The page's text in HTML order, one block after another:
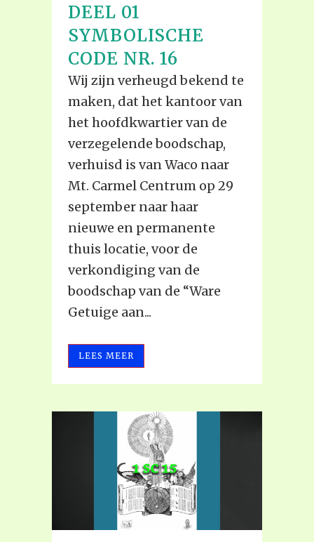
DEEL 01
SYMBOLISCHE
CODE NR. 16
Wij zijn verheugd bekend te
maken, dat het kantoor van
het hoofdkwartier van de
verzegelende boodschap,
verhuisd is van Waco naar
Mt. Carmel Centrum op 29
september naar haar
nieuwe en permanente
thuis locatie, voor de
verkondiging van de
boodschap van de “Ware
Getuige aan...
LEES MEER